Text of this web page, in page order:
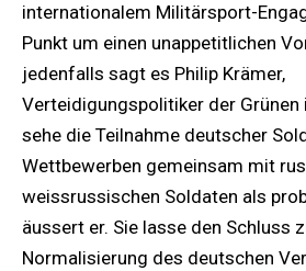
internationalem Militärsport-
Punkt um einen unappetitlichen
jedenfalls sagt es Philip Krämer,
Verteidigungspolitiker der Grünen
sehe die Teilnahme deutscher
Wettbewerben gemeinsam mit
weissrussischen Soldaten als
äussert er. Sie lasse den Schluss
Normalisierung des deutschen